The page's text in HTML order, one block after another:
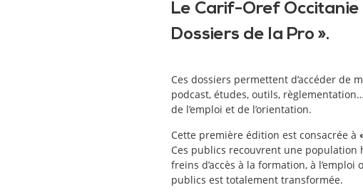
Le Carif-Oref
Dossiers de la Pro ».
Ces dossiers permettent d’accéder de
podcast, études, outils,
de l’emploi et de l’orientation.
Cette première édition est consacrée à
Ces publics recouvrent une
freins d’accès à la formation, à
publics est totalement transformée.